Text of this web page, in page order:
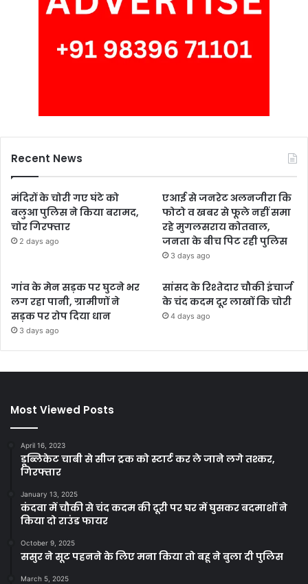
Recent News
मंदिरों के चोरी गए घंटे को
बलुआ पुलिस ने किया बरामद,
चोर गिरफ्तार
2 days ago
एआई से जनरेट अलनजीरा कि
फोटो व खबर से फूले नहीं समा
रहे मुगलसराय कोतवाल,
जनता के बीच पिट रही पुलिस
3 days ago
गांव के मेन सड़क पर घुटने भर
लग रहा पानी, ग्रामीणों ने
सड़क पर रोप दिया धान
3 days ago
सांसद के रिश्तेदार चौकी इंचार्ज
के चंद कदम दूर लाखों कि चोरी
4 days ago
Most Viewed Posts
April 16, 2023
डूब्लिकेट चाबी से सीज ट्रक को स्टार्ट कर ले जाने लगे तश्कर,
गिरफ्तार
January 13, 2025
कंदवा में चौकी से चंद कदम की दूरी पर घर में घुसकर बदमाशों ने
किया दो राउंड फायर
October 9, 2025
ससुर ने सूट पहनने के लिए मना किया तो बहू ने बुला दी पुलिस
March 5, 2025